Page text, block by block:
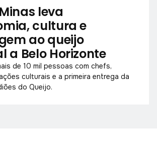
leva
cultura e
ao queijo
a Belo Horizonte
de 10 mil pessoas com chefs,
culturais e a primeira entrega da
do Queijo.